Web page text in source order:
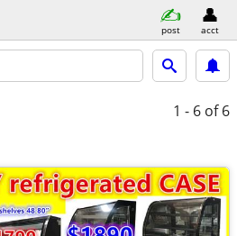
post acct
1 - 6 of 6